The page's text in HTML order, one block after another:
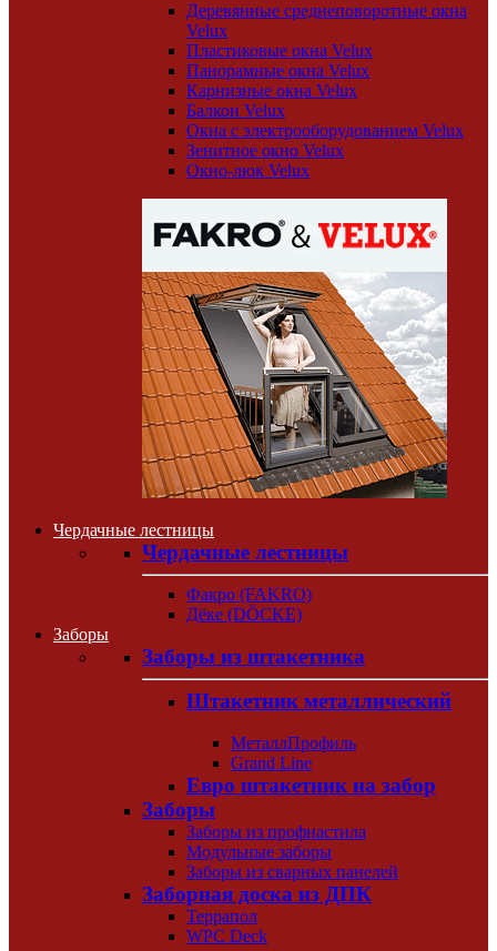
Деревянные среднеповоротные окна
Velux
Пластиковые окна Velux
Панорамные окна Velux
Карнизные окна Velux
Балкон Velux
Окна с электрооборудованием Velux
Зенитное окно Velux
Окно-люк Velux
Чердачные лестницы
Чердачные лестницы
Факро (FAKRO)
Дёке (DÖCKE)
Заборы
Заборы из штакетника
Штакетник металлический
МеталлПрофиль
Grand Line
Евро штакетник на забор
Заборы
Заборы из профнастила
Модульные заборы
Заборы из сварных панелей
Заборная доска из ДПК
Террапол
WPC Deck